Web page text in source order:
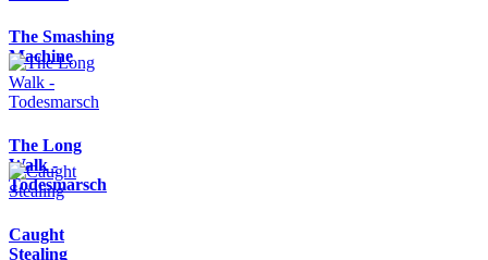
The Smashing
Machine
The Long
Walk -
Todesmarsch
Caught
Stealing